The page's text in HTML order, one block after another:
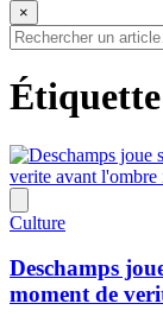
×
Culture
Deschamps
moment de